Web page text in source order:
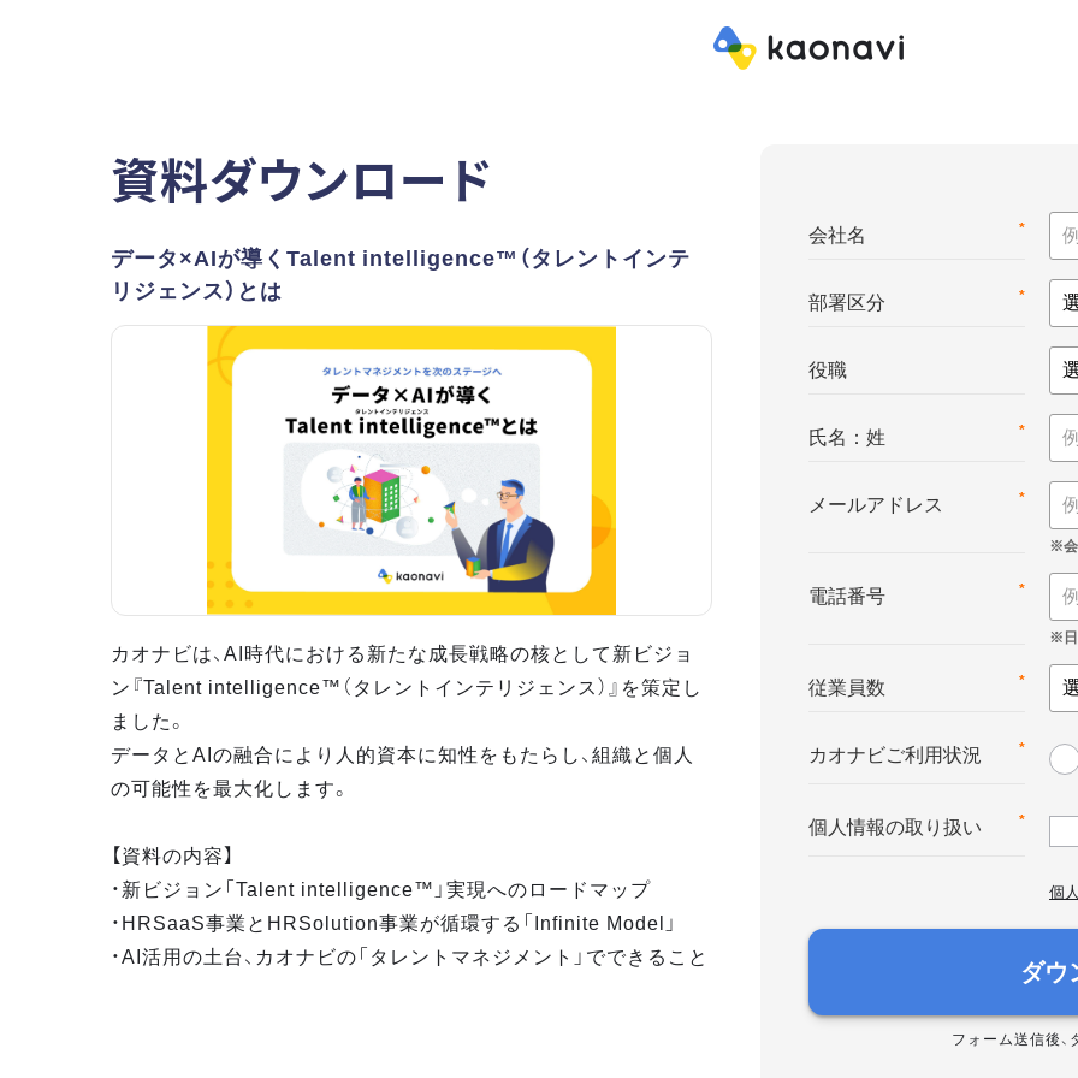
資料ダウンロード
データ×AIが導くTalent intelligence™（タレントインテ
リジェンス）とは
カオナビは、AI時代における新たな成長戦略の核として新ビジョ
ン『Talent intelligence™（タレントインテリジェンス）』を策定し
ました。
データとAIの融合により人的資本に知性をもたらし、組織と個人
の可能性を最大化します。
【資料の内容】
・新ビジョン「Talent intelligence™」実現へのロードマップ
・HRSaaS事業とHRSolution事業が循環する「Infinite Model」
・AI活用の土台、カオナビの「タレントマネジメント」でできること
*
会社名
*
部署区分
役職
*
氏名：姓
*
メールアドレス
*
電話番号
*
従業員数
*
カオナビご利用状況
*
個人情報の取り扱い
個
ダウ
フォーム送信後